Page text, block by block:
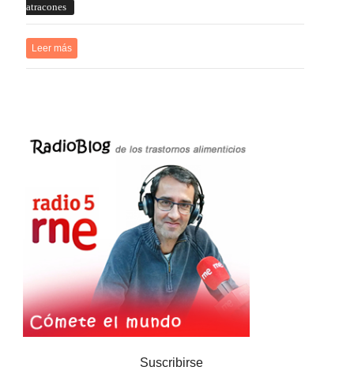
atracones
Leer más
Suscribirse